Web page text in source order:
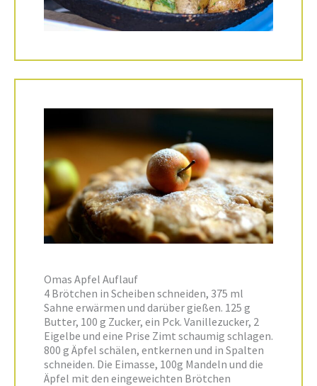
Omas Apfel Auflauf
4 Brötchen in Scheiben schneiden, 375 ml
Sahne erwärmen und darüber gießen. 125 g
Butter, 100 g Zucker, ein Pck. Vanillezucker, 2
Eigelbe und eine Prise Zimt schaumig schlagen.
800 g Äpfel schälen, entkernen und in Spalten
schneiden. Die Eimasse, 100g Mandeln und die
Äpfel mit den eingeweichten Brötchen